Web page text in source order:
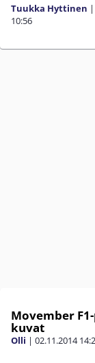
Tuukka Hyttinen |
10:56
Movember
kuvat
Olli | 02.11.2014